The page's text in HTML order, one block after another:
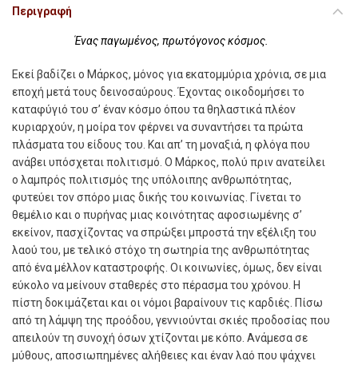
Περιγραφή
Ένας παγωμένος, πρωτόγονος κόσμος.
Εκεί βαδίζει ο Μάρκος, μόνος για εκατομμύρια χρόνια, σε μια
εποχή μετά τους δεινοσαύρους. Έχοντας οικοδομήσει το
καταφύγιό του σ’ έναν κόσμο όπου τα θηλαστικά πλέον
κυριαρχούν, η μοίρα τον φέρνει να συναντήσει τα πρώτα
πλάσματα του είδους του. Και απ’ τη μοναξιά, η φλόγα που
ανάβει υπόσχεται πολιτισμό. Ο Μάρκος, πολύ πριν ανατείλει
ο λαμπρός πολιτισμός της υπόλοιπης ανθρωπότητας,
φυτεύει τον σπόρο μιας δικής του κοινωνίας. Γίνεται το
θεμέλιο και ο πυρήνας μιας κοινότητας αφοσιωμένης σ’
εκείνον, πασχίζοντας να σπρώξει μπροστά την εξέλιξη του
λαού του, με τελικό στόχο τη σωτηρία της ανθρωπότητας
από ένα μέλλον καταστροφής. Οι κοινωνίες, όμως, δεν είναι
εύκολο να μείνουν σταθερές στο πέρασμα του χρόνου. Η
πίστη δοκιμάζεται και οι νόμοι βαραίνουν τις καρδιές. Πίσω
από τη λάμψη της προόδου, γεννιούνται σκιές προδοσίας που
απειλούν τη συνοχή όσων χτίζονται με κόπο. Ανάμεσα σε
μύθους, αποσιωπημένες αλήθειες και έναν λαό που ψάχνει